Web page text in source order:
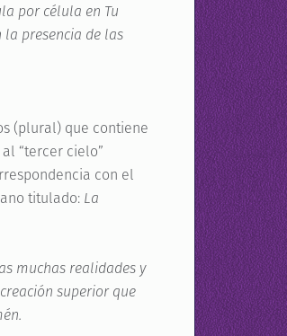
por célula en Tu
presencia de las
(plural) que contiene
“tercer cielo”
con el
titulado: La
muchas realidades y
superior que